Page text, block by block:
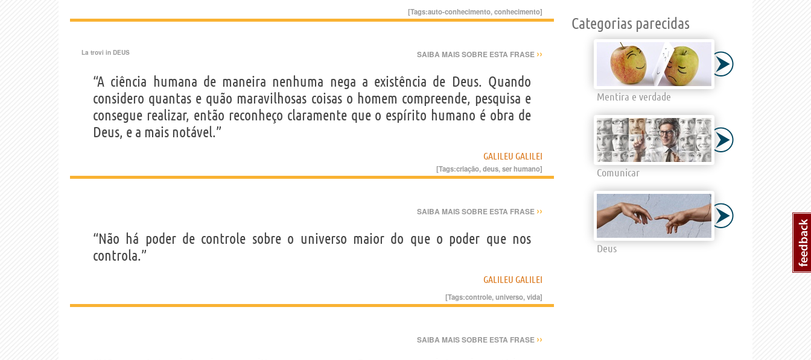
[Tags:auto-conhecimento,conhecimento]
La trovi in DEUS SAIBA MAIS SOBRE ESTA FRASE ››
“A ciência humana de maneira nenhuma nega a existência de Deus. Quando
considero quantas e quão maravilhosas coisas o homem compreende, pesquisa e
consegue realizar, então reconheço claramente que o espírito humano é obra de
Deus, e a mais notável.”
GALILEU GALILEI
[Tags:criação,deus,ser humano]
SAIBA MAIS SOBRE ESTA FRASE ››
“Não há poder de controle sobre o universo maior do que o poder que nos
controla.”
GALILEU GALILEI
[Tags:controle,universo,vida]
SAIBA MAIS SOBRE ESTA FRASE ››
Categorias parecidas
Mentira e verdade
Comunicar
Deus